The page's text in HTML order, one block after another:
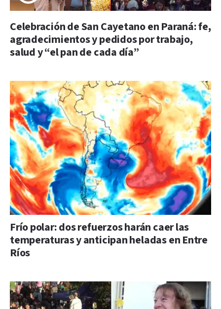
Celebración de San Cayetano en Paraná: fe,
agradecimientos y pedidos por trabajo,
salud y “el pan de cada día”
Frío polar: dos refuerzos harán caer las
temperaturas y anticipan heladas en Entre
Ríos